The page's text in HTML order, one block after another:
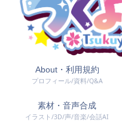
About・利用規約
プロフィール/資料/Q&A
素材・音声合成
イラスト/3D/声/音楽/会話AI